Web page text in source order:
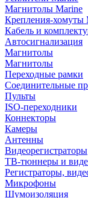
Магнитолы Marine
Крепления-хомуты
Кабель и
Автосигнализация
Магнитолы
Магнитолы
Переходные рамки
Соединительные
Пульты
ISO-переходники
Коннекторы
Камеры
Антенны
Видеорегистраторы
ТВ-тюннеры и
Регистраторы,
Микрофоны
Шумоизоляция